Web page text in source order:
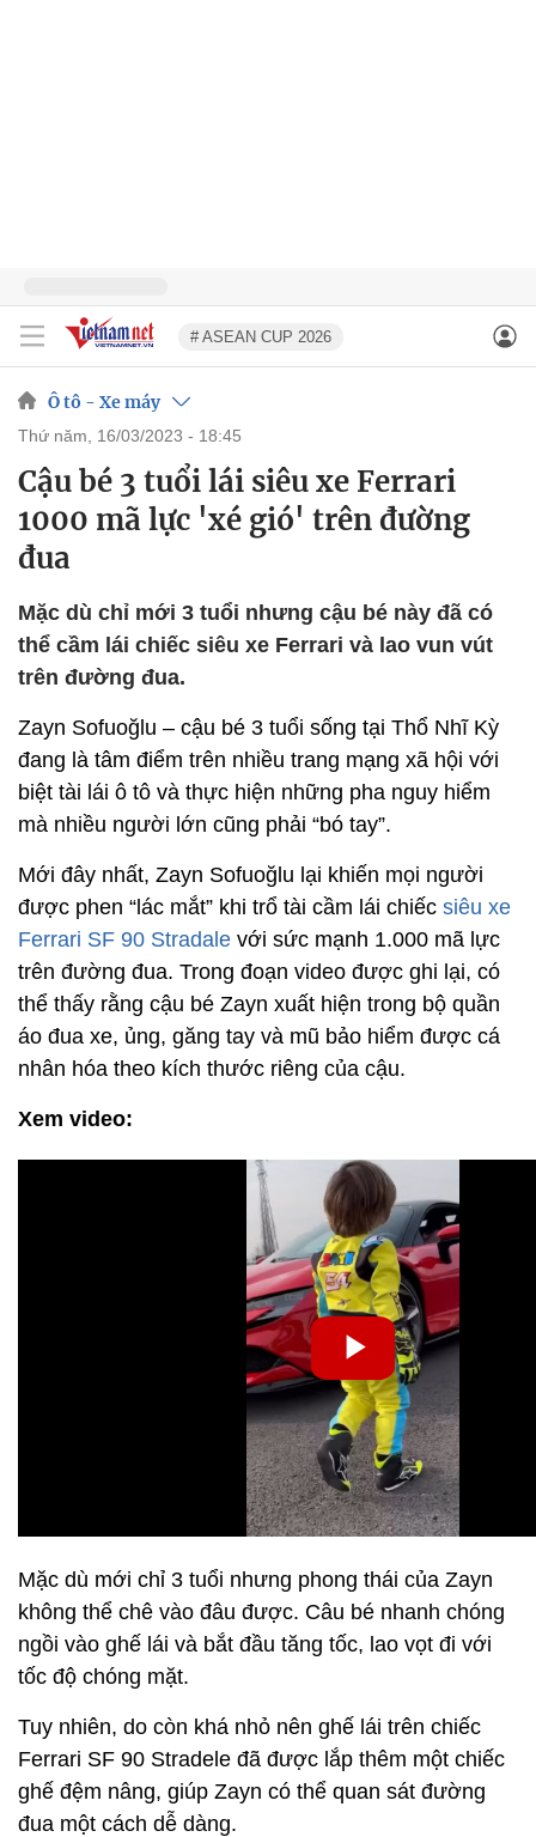
# ASEAN CUP 2026
Ô tô - Xe máy
thứ năm, 16/03/2023 - 18:45
Cậu bé 3 tuổi lái siêu xe Ferrari
1000 mã lực 'xé gió' trên đường
đua
Mặc dù chỉ mới 3 tuổi nhưng cậu bé này đã có
thể cầm lái chiếc siêu xe Ferrari và lao vun vút
trên đường đua.
Zayn Sofuoğlu – cậu bé 3 tuổi sống tại Thổ Nhĩ Kỳ
đang là tâm điểm trên nhiều trang mạng xã hội với
biệt tài lái ô tô và thực hiện những pha nguy hiểm
mà nhiều người lớn cũng phải “bó tay”.
Mới đây nhất, Zayn Sofuoğlu lại khiến mọi người
được phen “lác mắt” khi trổ tài cầm lái chiếc siêu xe
Ferrari SF 90 Stradale với sức mạnh 1.000 mã lực
trên đường đua. Trong đoạn video được ghi lại, có
thể thấy rằng cậu bé Zayn xuất hiện trong bộ quần
áo đua xe, ủng, găng tay và mũ bảo hiểm được cá
nhân hóa theo kích thước riêng của cậu.
Xem video:
Mặc dù mới chỉ 3 tuổi nhưng phong thái của Zayn
không thể chê vào đâu được. Câu bé nhanh chóng
ngồi vào ghế lái và bắt đầu tăng tốc, lao vọt đi với
tốc độ chóng mặt.
Tuy nhiên, do còn khá nhỏ nên ghế lái trên chiếc
Ferrari SF 90 Stradele đã được lắp thêm một chiếc
ghế đệm nâng, giúp Zayn có thể quan sát đường
đua một cách dễ dàng.